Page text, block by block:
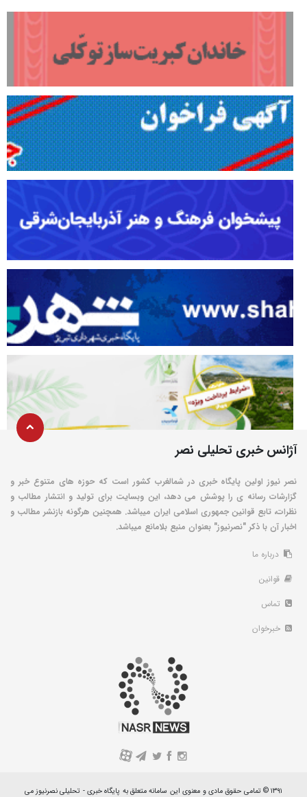
آژانس خبری تحلیلی نصر
نصر نیوز اولین پایگاه خبری در شمالغرب کشور است که حوزه های متنوع خبر و
گزارشات رسانه ی را پوشش می دهد، این وبسایت برای تولید و انتشار مطالب و
نظرات، تابع قوانین جمهوری اسلامی ایران میباشد. همچنین هرگونه بازنشر مطالب و
اخبار آن با ذکر "نصرنیوز" بعنوان منبع بلامانع میباشد.
درباره ما
قوانین
تماس
خبرخوان
A
۱۳۹۱ © تمامی حقوق مادی و معنوی این سامانه متعلق به پایگاه خبری - تحلیلی نصرنیوز می